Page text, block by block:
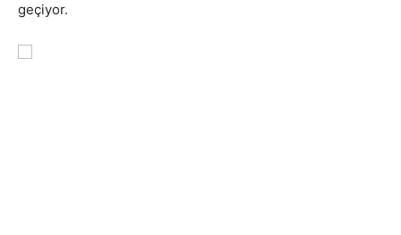
geçiyor.